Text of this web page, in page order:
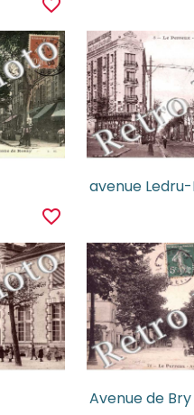
favorite_border
favorite_border
avenue
Avenue de Bry